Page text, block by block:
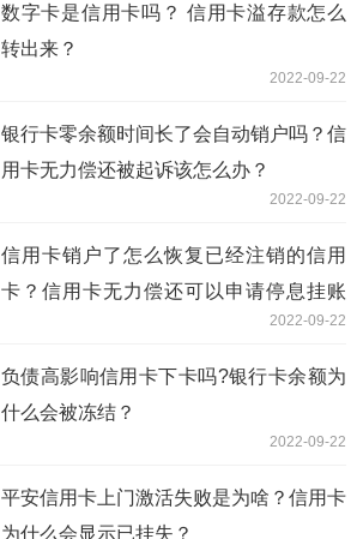
数字卡是信用卡吗？ 信用卡溢存款怎么
转出来？
2022-09-22
银行卡零余额时间长了会自动销户吗？信
用卡无力偿还被起诉该怎么办？
2022-09-22
信用卡销户了怎么恢复已经注销的信用
卡？信用卡无力偿还可以申请停息挂账
2022-09-22
负债高影响信用卡下卡吗?银行卡余额为
什么会被冻结？
2022-09-22
平安信用卡上门激活失败是为啥？信用卡
为什么会显示已挂失？